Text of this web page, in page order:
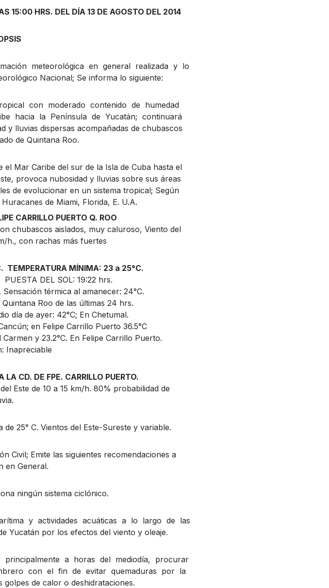
15:00 HRS. DEL DÍA 13 DE AGOSTO DEL 2014
meteorológica en general realizada y lo
Nacional; Se informa lo siguiente:
con moderado contenido de humedad
hacia la Península de Yucatán; continuará
lluvias dispersas acompañadas de chubascos
de Quintana Roo.
Mar Caribe del sur de la Isla de Cuba hasta el
provoca nubosidad y lluvias sobre sus áreas
de evolucionar en un sistema tropical; Según
de Miami, Florida, E. U.A.
CARRILLO PUERTO Q. ROO
chubascos aislados, muy caluroso, Viento del
h., con rachas más fuertes
TEMPERATURA MÍNIMA: 23 a 25°C.
DEL SOL: 19:22 hrs.
térmica al amanecer: 24°C.
Roo de las últimas 24 hrs.
día de ayer: 42°C; En Chetumal.
en Felipe Carrillo Puerto 36.5°C
y 23.2°C. En Felipe Carrillo Puerto.
Inapreciable
CD. DE FPE. CARRILLO PUERTO.
Este de 10 a 15 km/h. 80% probabilidad de
25° C. Vientos del Este-Sureste y variable.
Civil; Emite las siguientes recomendaciones a
en General.
ningún sistema ciclónico.
y actividades acuáticas a lo largo de las
Yucatán por los efectos del viento y oleaje.
a horas del mediodía, procurar
con el fin de evitar quemaduras por la
de calor o deshidrataciones.